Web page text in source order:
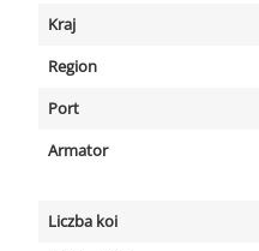
Kraj
Region
Port
Armator
Liczba koi